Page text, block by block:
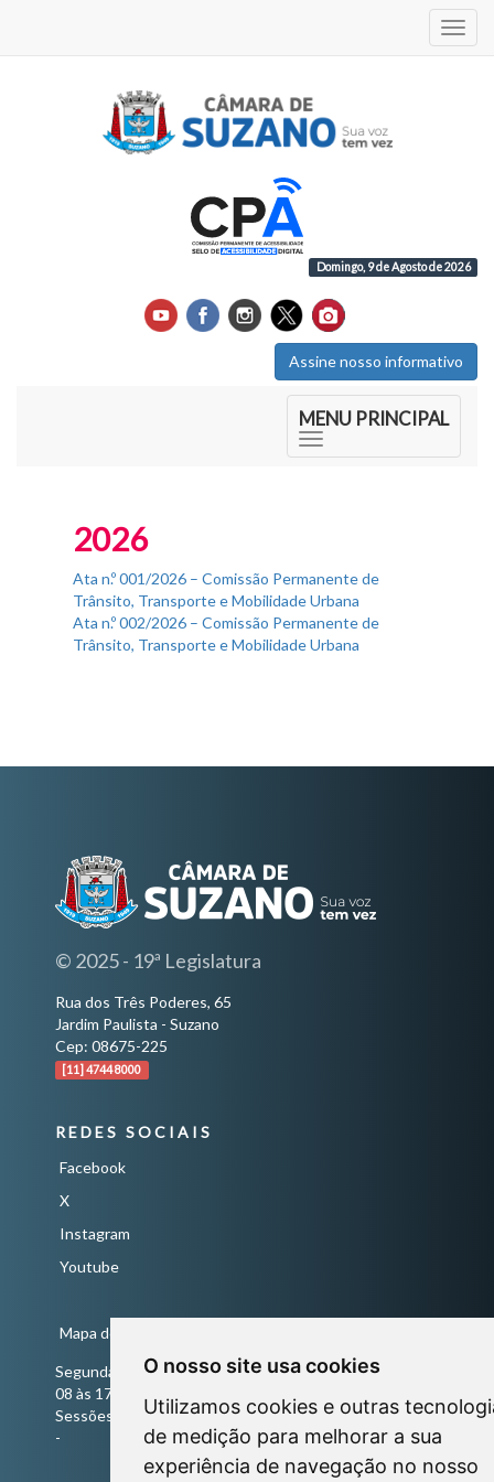
O nosso site usa cookies
Utilizamos cookies e outras
de medição para melhorar a sua
experiência de navegação no nosso
Domingo, 9 de Agosto de 2026
Assine nosso informativo
MENU PRINCIPAL
2026
Ata n.º 001/2026 – Comissão Permanente de
Trânsito, Transporte e Mobilidade Urbana
Ata n.º 002/2026 – Comissão Permanente de
Trânsito, Transporte e Mobilidade Urbana
© 2025 - 19ª Legislatura
Rua dos Três Poderes, 65
Jardim Paulista - Suzano
Cep: 08675-225
[11] 4744 8000
REDES SOCIAIS
Facebook
X
Instagram
Youtube
Mapa do Site
Segunda a Sexta-Feira
08 às 17 horas
Sessões Ordinárias todas às quartas-feiras às 18 horas
-